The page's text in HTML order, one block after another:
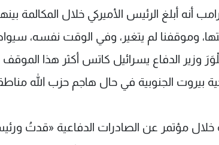
أنه أبلغ الرئيس الأميركي خلال المكالمة
وموقفنا لم يتغير، وفي الوقت نفسه،
وزير الدفاع يسرائيل كاتس أكثر هذا
الجنوبية في حال هاجم حزب الله
مؤتمر عن الصادرات الدفاعية «قدتُ ورئيس